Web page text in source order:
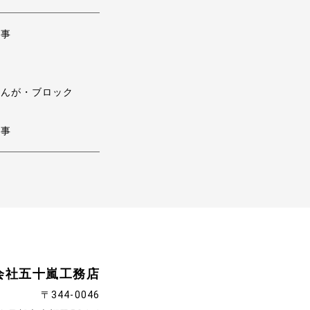
が・ブロック
社五十嵐工務店
〒344-0046